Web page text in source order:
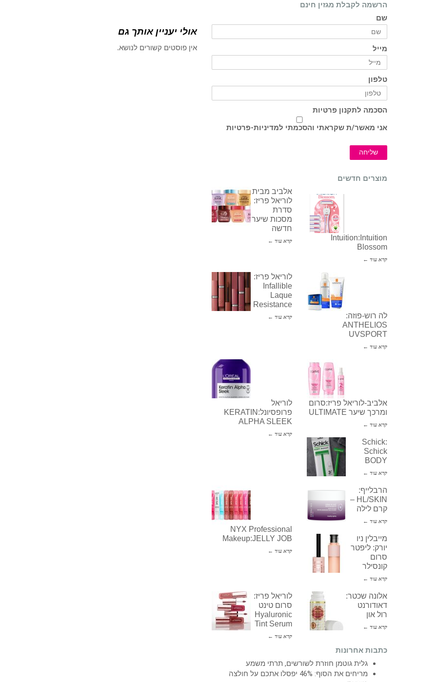
אולי יעניין אותך גם
אין פוסטים קשורים לנושא.
הרשמה לקבלת מגזין חינם
שם
מייל
טלפון
הסכמה לתקנון פרטיות
אני מאשר/ת שקראתי והסכמתי למדיניות-פרטיות
שליחה
מוצרים חדשים
אלביב מבית
לוריאל פריז:
סדרת
מסכות שיער
חדשה
קרא עוד ←
Intuition:Intuition
Blossom
קרא עוד ←
לוריאל פריז:
Infallible
Laque
Resistance
קרא עוד ←
לה רוש-פוזה:
ANTHELIOS
UVSPORT
קרא עוד ←
לוריאל
פרופסיונל:KERATIN
ALPHA SLEEK
קרא עוד ←
אלביב-לוריאל פריז:סרום
ומרכך שיער ULTIMATE
קרא עוד ←
Schick:
Schick
BODY
קרא עוד ←
NYX Professional
Makeup:JELLY JOB
קרא עוד ←
הרבלייף:
HL/SKIN –
קרם לילה
קרא עוד ←
מייבלין ניו
יורק: ליפטר
סרום
קונסילר
קרא עוד ←
לוריאל פריז:
סרום טינט
Hyaluronic
Tint Serum
קרא עוד ←
אלונה שכטר:
דאודורנט
רול און
קרא עוד ←
כתבות אחרונות
גלית גוטמן חוזרת לשורשים, תרתי משמע
מריחים את הסוף: 46% יפסלו אתכם על חולצה